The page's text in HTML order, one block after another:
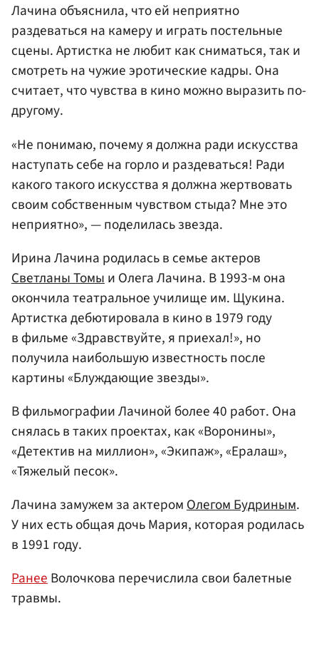
Лачина объяснила, что ей неприятно
раздеваться на камеру и играть постельные
сцены. Артистка не любит как сниматься, так и
смотреть на чужие эротические кадры. Она
считает, что чувства в кино можно выразить по-
другому.
«Не понимаю, почему я должна ради искусства
наступать себе на горло и раздеваться! Ради
какого такого искусства я должна жертвовать
своим собственным чувством стыда? Мне это
неприятно», — поделилась звезда.
Ирина Лачина родилась в семье актеров
Светланы Томыи Олега Лачина. В 1993-м она
окончила театральное училище им. Щукина.
Артистка дебютировала в кино в 1979 году
в фильме «Здравствуйте, я приехал!», но
получила наибольшую известность после
картины «Блуждающие звезды».
В фильмографии Лачиной более 40 работ. Она
снялась в таких проектах, как «Воронины»,
«Детектив на миллион», «Экипаж», «Ералаш»,
«Тяжелый песок».
Лачина замужем за актеромОлегом Будриным.
У них есть общая дочь Мария, которая родилась
в 1991 году.
РанееВолочкова перечислила свои балетные
травмы.